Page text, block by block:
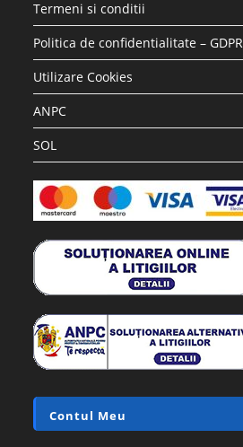
Termeni si conditii
Politica de confidentialitate – GDPR
Utilizare Cookies
ANPC
SOL
Contul Meu